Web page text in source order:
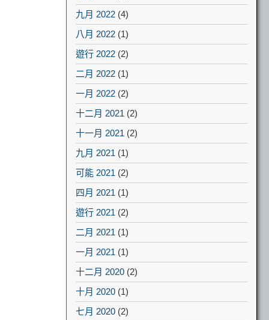
九月 2022 (4)
八月 2022 (1)
遊行 2022 (2)
二月 2022 (1)
一月 2022 (2)
十二月 2021 (2)
十一月 2021 (2)
九月 2021 (1)
可能 2021 (2)
四月 2021 (1)
遊行 2021 (2)
二月 2021 (1)
一月 2021 (1)
十二月 2020 (2)
十月 2020 (1)
七月 2020 (2)